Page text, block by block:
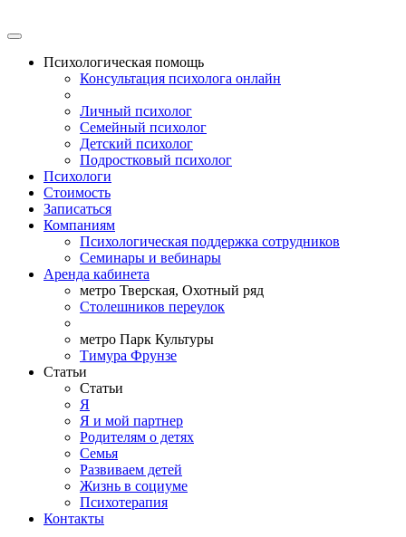
Психологическая помощь
Консультация психолога онлайн
Личный психолог
Семейный психолог
Детский психолог
Подростковый психолог
Психологи
Стоимость
Записаться
Компаниям
Психологическая поддержка сотрудников
Семинары и вебинары
Аренда кабинета
метро Тверская, Охотный ряд
Столешников переулок
метро Парк Культуры
Тимура Фрунзе
Статьи
Статьи
Я
Я и мой партнер
Родителям о детях
Семья
Развиваем детей
Жизнь в социуме
Психотерапия
Контакты